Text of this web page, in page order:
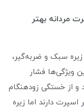
مردانه بهتر
سبک و ضربه‌گیر،
ویژگی‌ها فشار
و از خستگی زودهنگام
دارند اما زیره